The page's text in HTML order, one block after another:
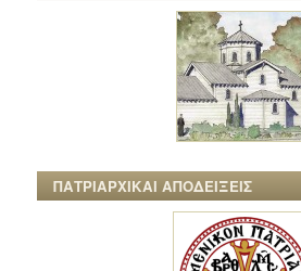
ΠΑΤΡΙΑΡΧΙΚΑΙ ΑΠΟΔΕΙΞΕΙΣ